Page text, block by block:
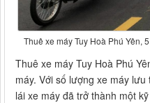
Thuê xe máy Tuy Hoà Phú Yên,
Thuê xe máy Tuy Hoà Phú
máy. Với số lượng xe máy
lái xe máy đã trở thành một